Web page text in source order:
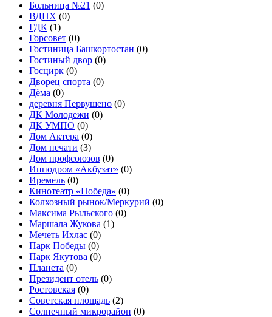
Больница №21 (0)
ВДНХ (0)
ГДК (1)
Горсовет (0)
Гостиница Башкортостан (0)
Гостиный двор (0)
Госцирк (0)
Дворец спорта (0)
Дёма (0)
деревня Первушено (0)
ДК Молодежи (0)
ДК УМПО (0)
Дом Актера (0)
Дом печати (3)
Дом профсоюзов (0)
Ипподром «Акбузат» (0)
Иремель (0)
Кинотеатр «Победа» (0)
Колхозный рынок/Меркурий (0)
Максима Рыльского (0)
Маршала Жукова (1)
Мечеть Ихлас (0)
Парк Победы (0)
Парк Якутова (0)
Планета (0)
Президент отель (0)
Ростовская (0)
Советская площадь (2)
Солнечный микрорайон (0)